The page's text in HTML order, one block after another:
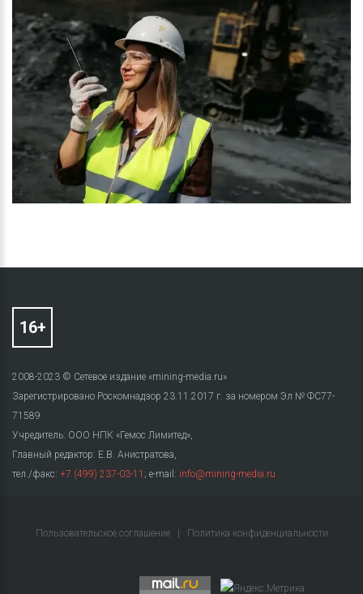
2008-2023 © Сетевое издание «mining-media.ru»
Зарегистрировано Роскомнадзор 23.11.2017 г. за номером Эл № ФС77-
71589
Учредитель: ООО НПК «Гемос Лимитед»,
Главный редактор: Е.В. Анистратова,
тел./факс: +7 (499) 237-03-11 ; e-mail: info@mining-media.ru
Пользовательское соглашение Политика конфиденциальности